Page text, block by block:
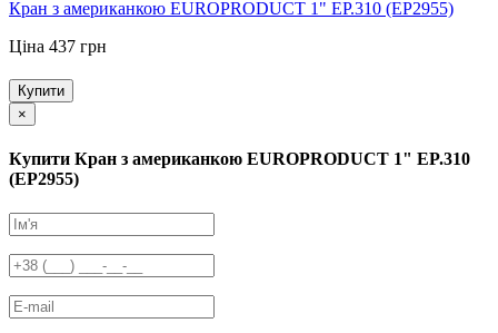
Кран з американкою EUROPRODUCT 1" EP.310 (EP2955)
Ціна 437 грн
Купити
×
Купити Кран з американкою EUROPRODUCT 1" EP.310
(EP2955)